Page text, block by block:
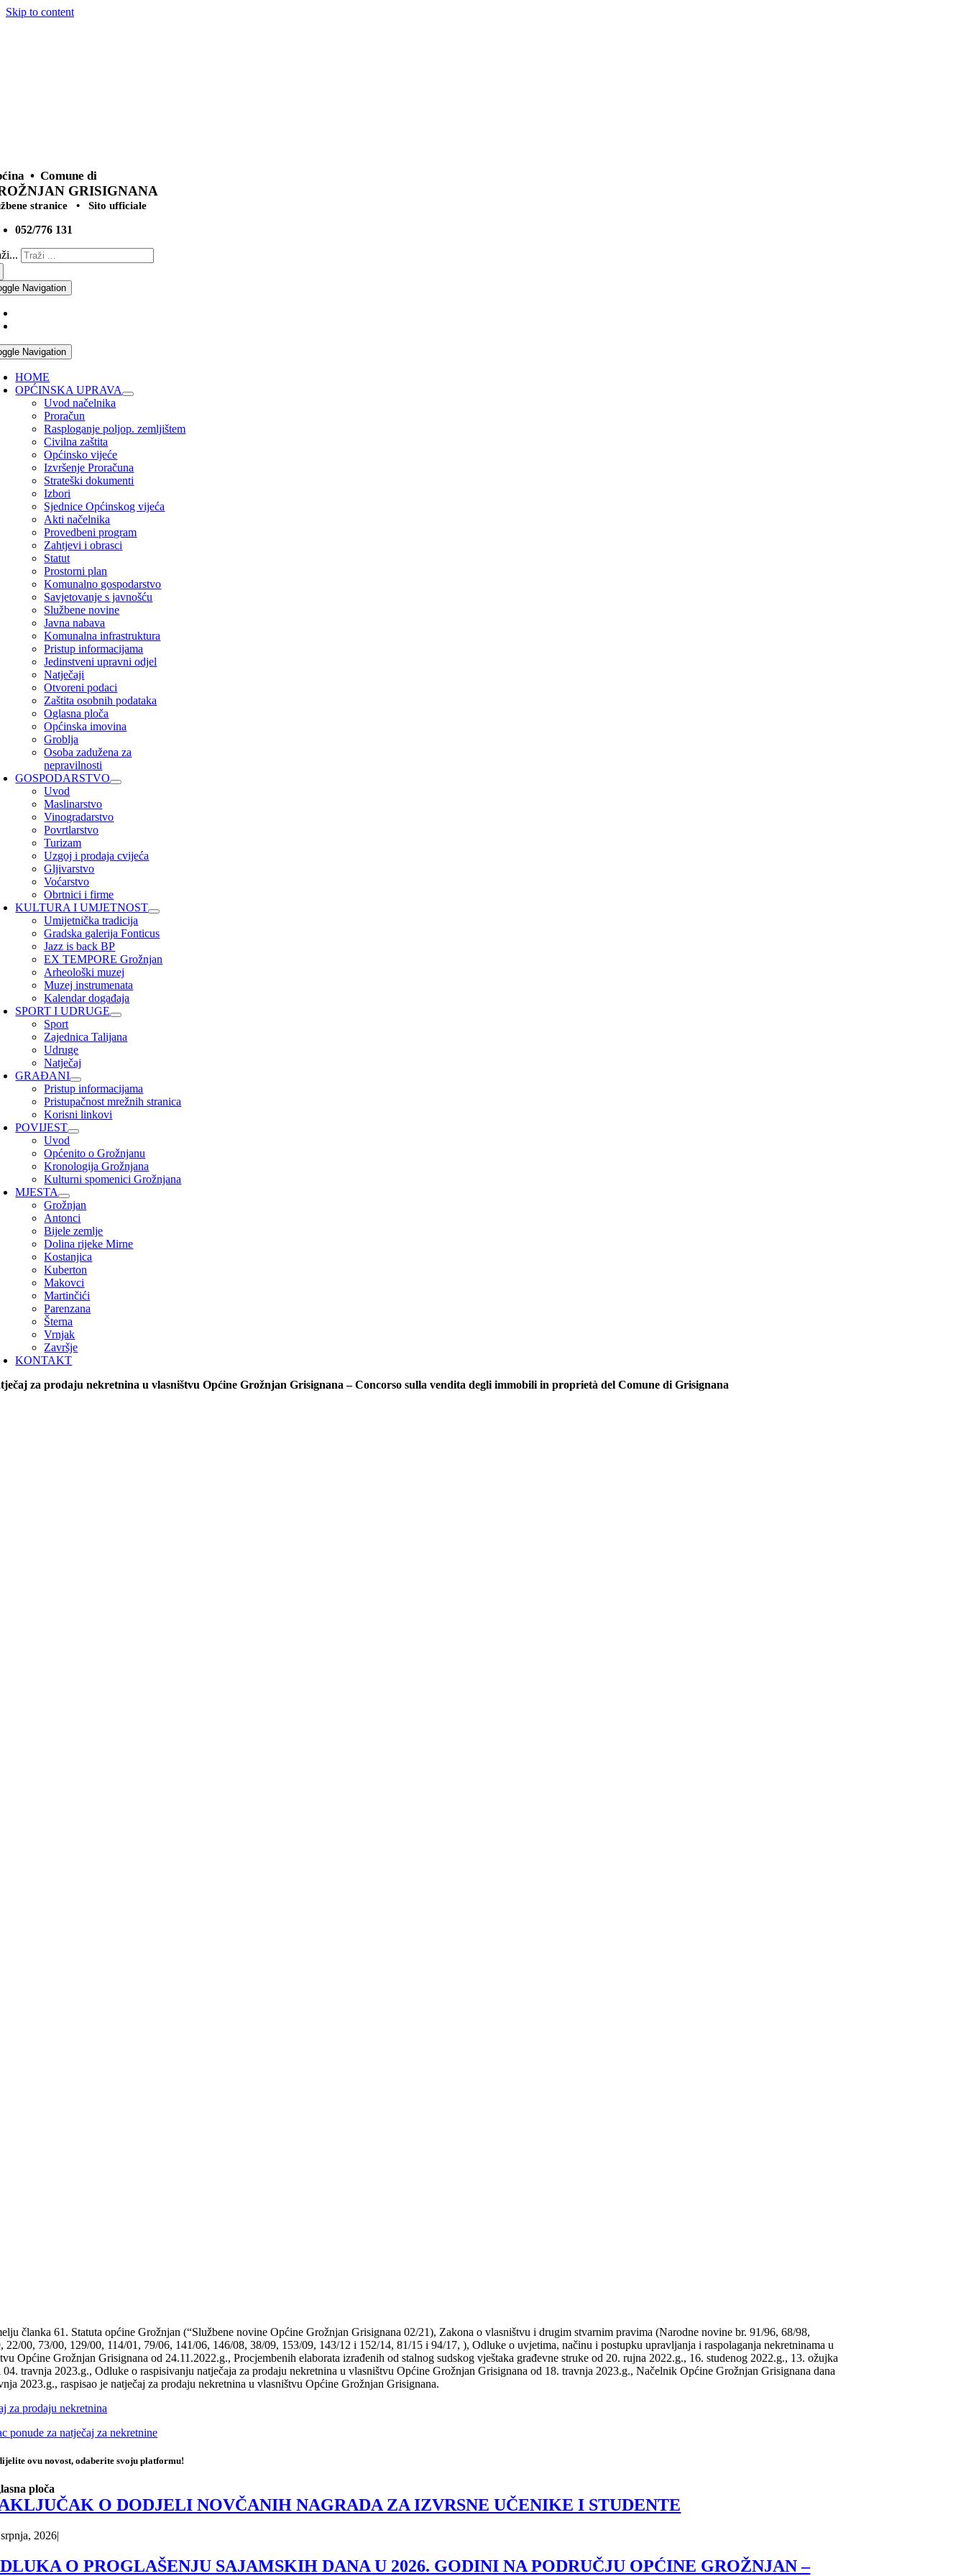
Skip to content
• Comune di
GRISIGNANA
stranice • Sito ufficiale
052/776 131
Navigation
Navigation
HOME
OPĆINSKA UPRAVA
Uvod načelnika
Proračun
Rasploganje poljop. zemljištem
Civilna zaštita
Općinsko vijeće
Izvršenje Proračuna
Strateški dokumenti
Izbori
Sjednice Općinskog vijeća
Akti načelnika
Provedbeni program
Zahtjevi i obrasci
Statut
Prostorni plan
Komunalno gospodarstvo
Savjetovanje s javnošću
Službene novine
Javna nabava
Komunalna infrastruktura
Pristup informacijama
Jedinstveni upravni odjel
Natječaji
Otvoreni podaci
Zaštita osobnih podataka
Oglasna ploča
Općinska imovina
Groblja
Osoba zadužena za
nepravilnosti
GOSPODARSTVO
Uvod
Maslinarstvo
Vinogradarstvo
Povrtlarstvo
Turizam
Uzgoj i prodaja cvijeća
Gljivarstvo
Voćarstvo
Obrtnici i firme
KULTURA I UMJETNOST
Umijetnička tradicija
Gradska galerija Fonticus
Jazz is back BP
EX TEMPORE Grožnjan
Arheološki muzej
Muzej instrumenata
Kalendar događaja
SPORT I UDRUGE
Sport
Zajednica Talijana
Udruge
Natječaj
GRAĐANI
Pristup informacijama
Pristupačnost mrežnih stranica
Korisni linkovi
POVIJEST
Uvod
Općenito o Grožnjanu
Kronologija Grožnjana
Kulturni spomenici Grožnjana
MJESTA
Grožnjan
Antonci
Bijele zemlje
Dolina rijeke Mirne
Kostanjica
Kuberton
Makovci
Martinčići
Parenzana
Šterna
Vrnjak
Završje
KONTAKT
za prodaju nekretnina u vlasništvu Općine Grožnjan Grisignana – Concorso sulla vendita degli immobili in proprietà del Comune di Grisignana
članka 61. Statuta općine Grožnjan (“Službene novine Općine Grožnjan Grisignana 02/21), Zakona o vlasništvu i drugim stvarnim pravima (Narodne novine br. 91/96, 68/98,
22/00, 73/00, 129/00, 114/01, 79/06, 141/06, 146/08, 38/09, 153/09, 143/12 i 152/14, 81/15 i 94/17, ), Odluke o uvjetima, načinu i postupku upravljanja i raspolaganja nekretninama u
Općine Grožnjan Grisignana od 24.11.2022.g., Procjembenih elaborata izrađenih od stalnog sudskog vještaka građevne struke od 20. rujna 2022.g., 16. studenog 2022.g., 13. ožujka
04. travnja 2023.g., Odluke o raspisivanju natječaja za prodaju nekretnina u vlasništvu Općine Grožnjan Grisignana od 18. travnja 2023.g., Načelnik Općine Grožnjan Grisignana dana
2023.g., raspisao je natječaj za prodaju nekretnina u vlasništvu Općine Grožnjan Grisignana.
za prodaju nekretnina
ponude za natječaj za nekretnine
ovu novost, odaberite svoju platformu!
ploča
O DODJELI NOVČANIH NAGRADA ZA IZVRSNE UČENIKE I STUDENTE
2026|
O PROGLAŠENJU SAJAMSKIH DANA U 2026. GODINI NA PODRUČJU OPĆINE GROŽNJAN –